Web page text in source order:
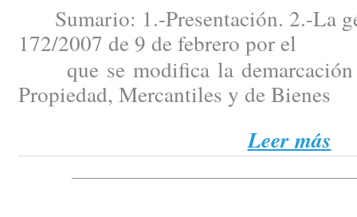
Sumario: 1.-Presentación. 2.-La
172/2007 de 9 de febrero por el
que se modifica la demarcación
Propiedad, Mercantiles y de Bienes
Leer más